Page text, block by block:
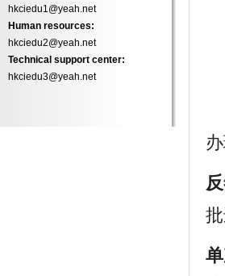
hkciedu1@yeah.net
Human resources:
hkciedu2@yeah.net
Technical support center:
hkciedu3@yeah.net